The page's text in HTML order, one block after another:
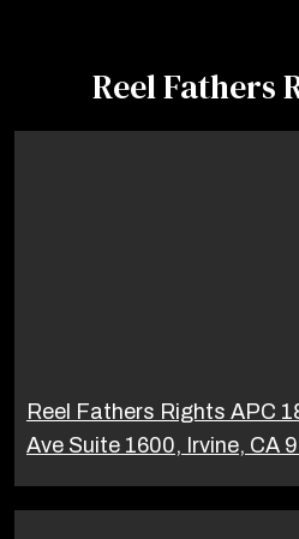
Reel Fathers
Reel Fathers Rights APC
Ave Suite 1600, Irvine, CA